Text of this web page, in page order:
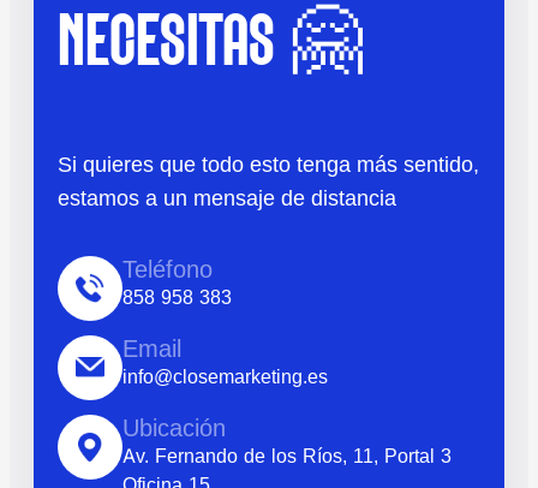
NECESITAS 🤗
Si quieres que todo esto tenga más sentido,
estamos a un mensaje de distancia
Teléfono
858 958 383
Email
info@closemarketing.es
Ubicación
Av. Fernando de los Ríos, 11, Portal 3